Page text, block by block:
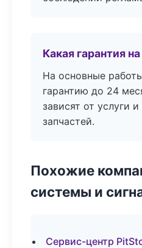
Какая гарантия
На основные
гарантию до 24
зависят от услуги
запчастей.
Похожие
системы и
Сервис-центр